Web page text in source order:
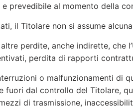
prevedibile al momento della
il Titolare non si assume
perdite, anche indirette,
perdita di rapporti
o malfunzionamenti di
fuori dal controllo del Titolare,
di trasmissione,